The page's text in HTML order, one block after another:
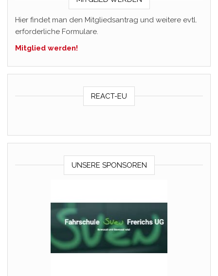
Hier findet man den Mitgliedsantrag und weitere evtl.
erforderliche Formulare.
Mitglied werden!
REACT-EU
UNSERE SPONSOREN